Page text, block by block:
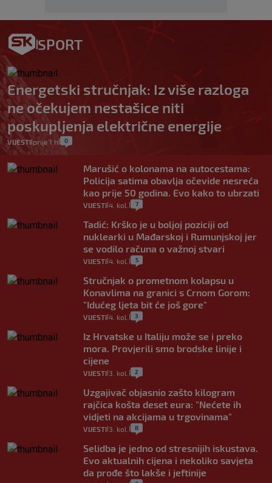
SPORT
Energetski stručnjak: Iz više razloga
ne očekujem nestašice niti
poskupljenja električne energije
VIJESTI| prije 1 h 0
Marušić o kolonama na autocestama:
Policija satima obavlja očevide nesreća
kao prije 50 godina. Evo kako to ubrzati
VIJESTI 4. kol. 7
Tadić: Krško je u boljoj poziciji od
nuklearki u Mađarskoj i Rumunjskoj jer
se vodilo računa o važnoj stvari
VIJESTI 4. kol. 5
Stručnjak o prometnom kolapsu u
Konavlima na granici s Crnom Gorom:
"Idućeg ljeta bit će još gore"
VIJESTI 4. kol. 3
Iz Hrvatske u Italiju može se i preko
mora. Provjerili smo brodske linije i
cijene
VIJESTI 3. kol. 2
Uzgajivač objasnio zašto kilogram
rajčica košta deset eura: "Nećete ih
vidjeti na akcijama u trgovinama"
VIJESTI 3. kol. 8
Selidba je jedno od stresnijih iskustava.
Evo aktualnih cijena i nekoliko savjeta
da prođe što lakše i jeftinije